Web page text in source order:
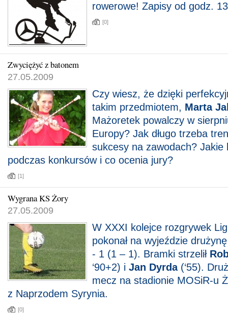
rowerowe! Zapisy od godz.
[0]
Zwyciężyć z batonem
27.05.2009
Czy wiesz, że dzięki
takim przedmiotem, Marta
Mażoretek powalczy w
Europy? Jak długo trzeba
sukcesy na zawodach? Jakie
podczas konkursów i co ocenia jury?
[1]
Wygrana KS Żory
27.05.2009
W XXXI kolejce rozgrywek
pokonał na wyjeździe
- 1 (1 – 1). Bramki strzelił
‘90+2) i Jan Dyrda(‘55).
mecz na stadionie MOSiR-u
z Naprzodem Syrynia.
[0]